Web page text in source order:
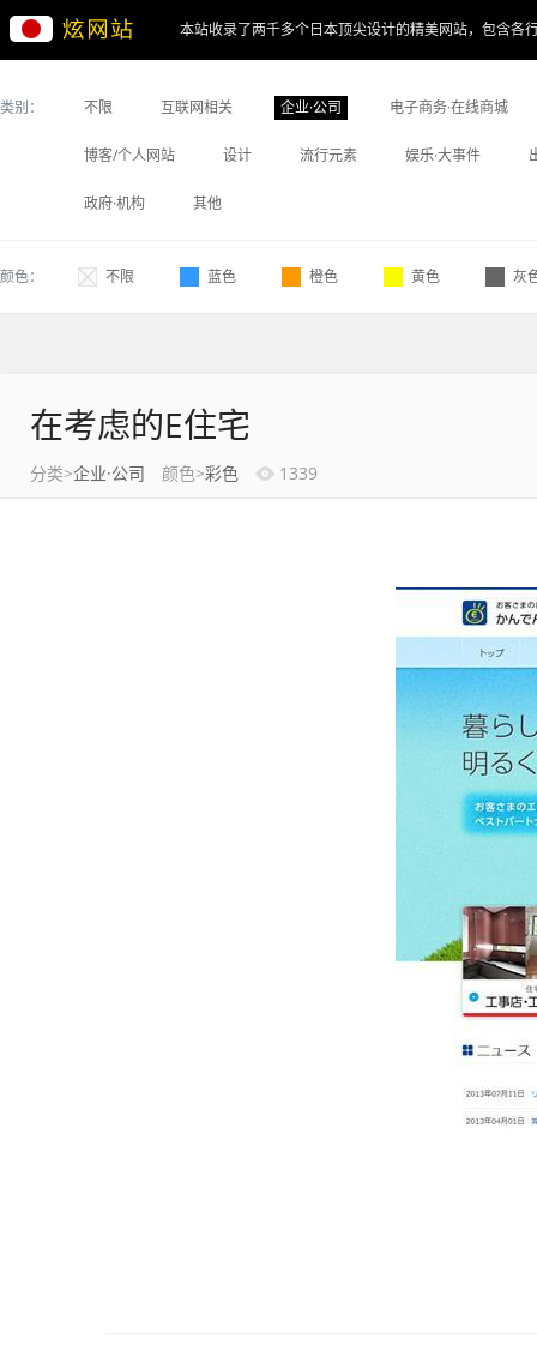
本站收录了两千多个日本顶尖设计的精美网站，包含各
类别： 不限 互联网相关 企业·公司 电子商务·在线商城
博客/个人网站 设计 流行元素 娱乐·大事件
政府·机构 其他
颜色： 不限 蓝色 橙色 黄色 灰
在考虑的E住宅
分类>企业·公司 颜色>彩色 1339